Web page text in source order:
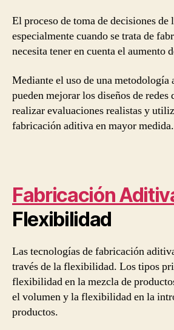
El proceso de toma de decisiones de
especialmente cuando se trata de
necesita tener en cuenta el aumento
Mediante el uso de una metodología
pueden mejorar los diseños de redes
realizar evaluaciones realistas y
fabricación aditiva en mayor medida.
Fabricación
Flexibilidad
Las tecnologías de fabricación
través de la flexibilidad. Los tipos
flexibilidad en la mezcla de
el volumen y la flexibilidad en la
productos.